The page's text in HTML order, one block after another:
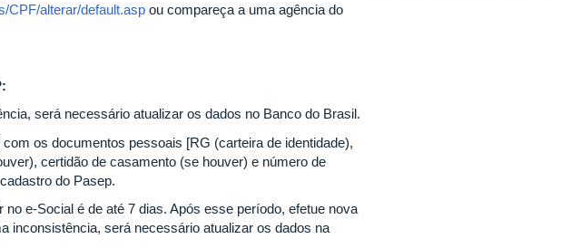
CPF/alterar/default.asp ou compareça a uma agência do
será necessário atualizar os dados no Banco do Brasil.
os documentos pessoais [RG (carteira de identidade),
certidão de casamento (se houver) e número de
do Pasep.
e-Social é de até 7 dias. Após esse período, efetue nova
inconsistência, será necessário atualizar os dados na